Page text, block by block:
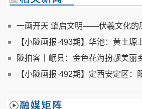
一画开天 肇启文明——伏羲文化的
与时代意义
【小陇画报·493期】华池：黄土塬
山花烂漫竞芬芳
陇拍客丨岷县：金色花海扮靓美丽
【小陇画报·492期】定西安定区：